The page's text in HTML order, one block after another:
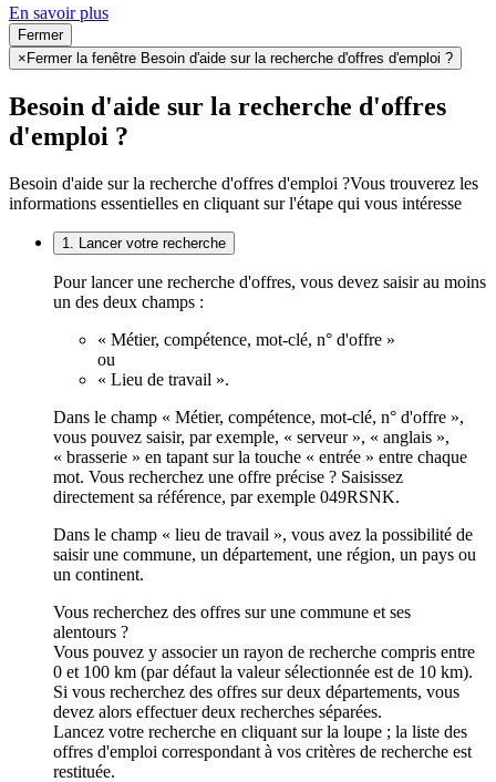
En savoir plus
Fermer
× Fermer la fenêtre Besoin d'aide sur la recherche d'offres d'emploi ?
Besoin d'aide sur la recherche d'offres
d'emploi ?
Besoin d'aide sur la recherche d'offres d'emploi ?Vous trouverez les
informations essentielles en cliquant sur l'étape qui vous intéresse
1. Lancer votre recherche
Pour lancer une recherche d'offres, vous devez saisir au moins
un des deux champs :
« Métier, compétence, mot-clé, n° d'offre »
ou
« Lieu de travail ».
Dans le champ « Métier, compétence, mot-clé, n° d'offre »,
vous pouvez saisir, par exemple, « serveur », « anglais »,
« brasserie » en tapant sur la touche « entrée » entre chaque
mot. Vous recherchez une offre précise ? Saisissez
directement sa référence, par exemple 049RSNK.
Dans le champ « lieu de travail », vous avez la possibilité de
saisir une commune, un département, une région, un pays ou
un continent.
Vous recherchez des offres sur une commune et ses
alentours ?
Vous pouvez y associer un rayon de recherche compris entre
0 et 100 km (par défaut la valeur sélectionnée est de 10 km).
Si vous recherchez des offres sur deux départements, vous
devez alors effectuer deux recherches séparées.
Lancez votre recherche en cliquant sur la loupe ; la liste des
offres d'emploi correspondant à vos critères de recherche est
restituée.